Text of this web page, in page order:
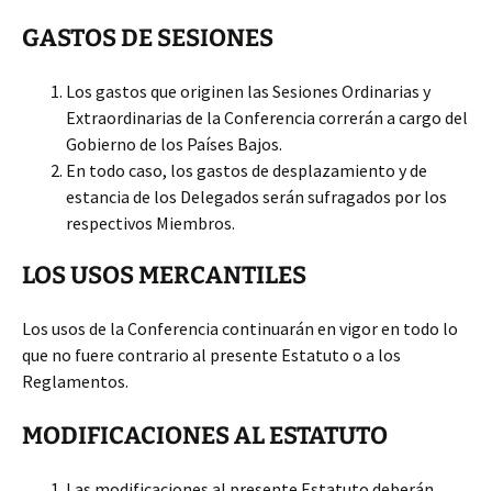
GASTOS DE SESIONES
Los gastos que originen las Sesiones Ordinarias y
Extraordinarias de la Conferencia correrán a cargo del
Gobierno de los Países Bajos.
En todo caso, los gastos de desplazamiento y de
estancia de los Delegados serán sufragados por los
respectivos Miembros.
LOS USOS MERCANTILES
Los usos de la Conferencia continuarán en vigor en todo lo
que no fuere contrario al presente Estatuto o a los
Reglamentos.
MODIFICACIONES AL ESTATUTO